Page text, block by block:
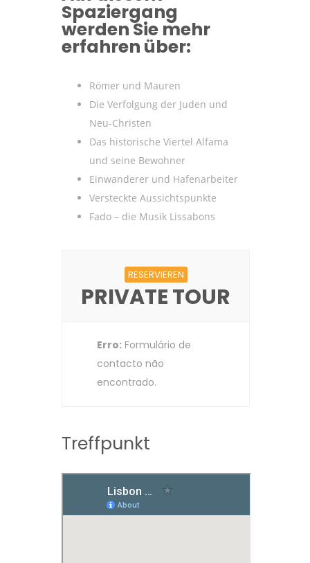
Spaziergang
werden Sie mehr
erfahren über:
Römer und Mauren
Die Verfolgung der Juden und
Neu-Christen
Das historische Viertel Alfama
und seine Bewohner
Einwanderer und Hafenarbeiter
Versteckte Aussichtspunkte
Fado – die Musik Lissabons
RESERVIEREN
PRIVATE TOUR
Erro: Formulário de
contacto não
encontrado.
Treffpunkt